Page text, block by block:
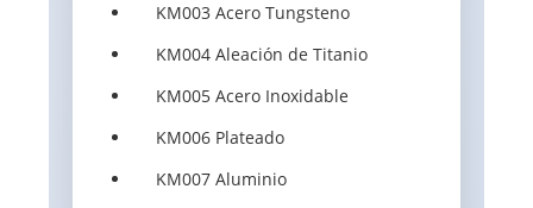
KM003 Acero Tungsteno
KM004 Aleación de Titanio
KM005 Acero Inoxidable
KM006 Plateado
KM007 Aluminio